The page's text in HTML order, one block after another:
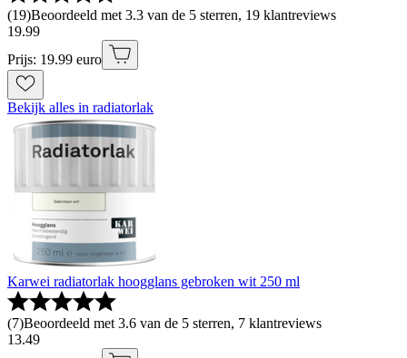
(19)Beoordeeld met 3.3 van de 5 sterren, 19 klantreviews
19.99
Prijs: 19.99 euro
Bekijk alles in radiatorlak
Karwei radiatorlak hoogglans gebroken wit 250 ml
(7)Beoordeeld met 3.6 van de 5 sterren, 7 klantreviews
13.49